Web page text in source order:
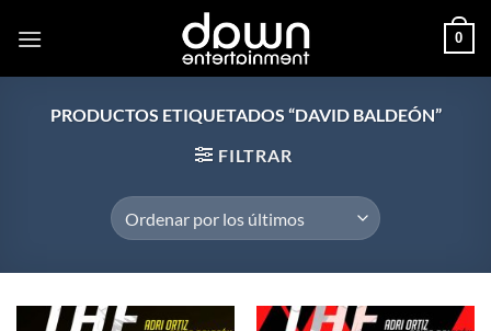
0
PRODUCTOS ETIQUETADOS “DAVID BALDEÓN”
FILTRAR